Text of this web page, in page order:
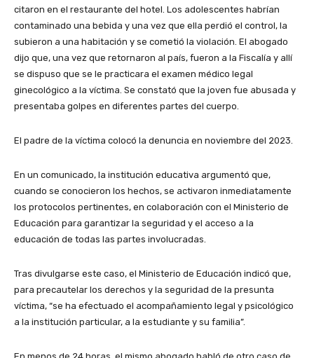
citaron en el restaurante del hotel. Los adolescentes habrían
contaminado una bebida y una vez que ella perdió el control, la
subieron a una habitación y se cometió la violación. El abogado
dijo que, una vez que retornaron al país, fueron a la Fiscalía y allí
se dispuso que se le practicara el examen médico legal
ginecológico a la víctima. Se constató que la joven fue abusada y
presentaba golpes en diferentes partes del cuerpo.
El padre de la víctima colocó la denuncia en noviembre del 2023.
En un comunicado, la institución educativa argumentó que,
cuando se conocieron los hechos, se activaron inmediatamente
los protocolos pertinentes, en colaboración con el Ministerio de
Educación para garantizar la seguridad y el acceso a la
educación de todas las partes involucradas.
Tras divulgarse este caso, el Ministerio de Educación indicó que,
para precautelar los derechos y la seguridad de la presunta
víctima, “se ha efectuado el acompañamiento legal y psicológico
a la institución particular, a la estudiante y su familia”.